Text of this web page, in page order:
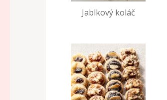
Jablkový koláč